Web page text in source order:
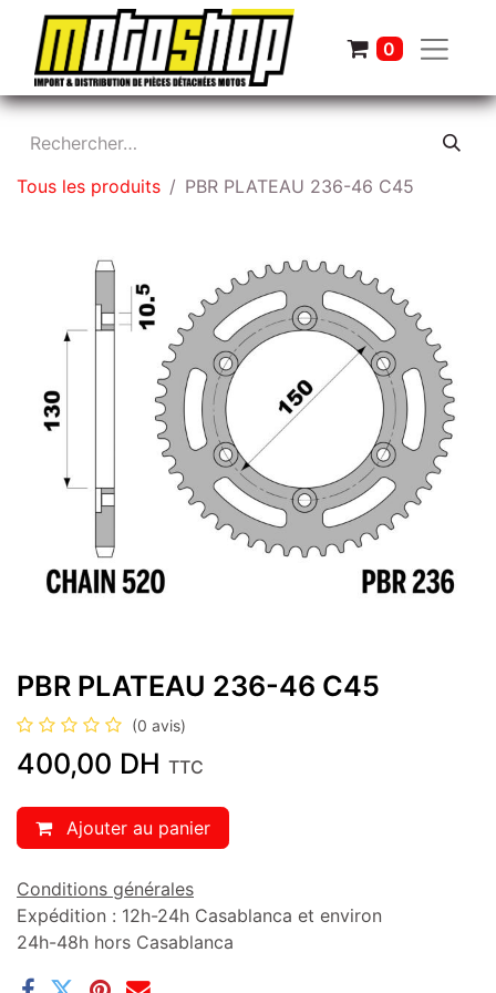
0
Tous les produits PBR PLATEAU 236-46 C45
PBR PLATEAU 236-46 C45
(0 avis)
400,00 DH TTC
Ajouter au panier
Conditions générales
Expédition : 12h-24h Casablanca et environ
24h-48h hors Casablanca